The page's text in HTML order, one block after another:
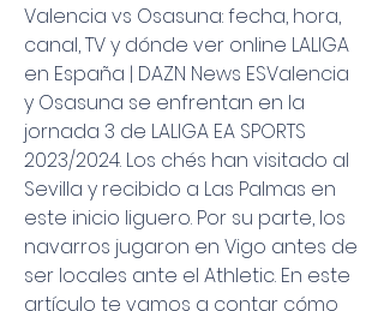
Valencia vs Osasuna: fecha, hora,
canal, TV y dónde ver online LALIGA
en España | DAZN News ESValencia
y Osasuna se enfrentan en la
jornada 3 de LALIGA EA SPORTS
2023/2024. Los chés han visitado al
Sevilla y recibido a Las Palmas en
este inicio liguero. Por su parte, los
navarros jugaron en Vigo antes de
ser locales ante el Athletic. En este
artículo te vamos a contar cómo